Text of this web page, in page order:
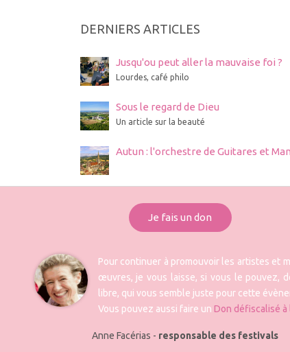
DERNIERS ARTICLES
Jusqu'ou peut aller la mauvaise foi ?
Lourdes, café philo
Sous le regard de Dieu
Un article sur la beauté
Autun : l'orchestre de Guitares et
Je fais un don
Pour continuer à promouvoir les artistes et
œuvres, je vous laisse, si vous le pouvez,
libre, qui vous semble juste pour cette
Vous pouvez aussi faire un Don défiscalisé à
Anne Facérias - responsable des festivals